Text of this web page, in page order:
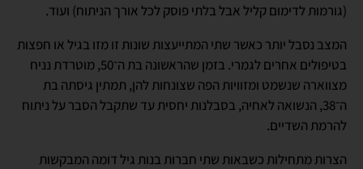
(גורמות לדימום קליל אבל בלתי פוסק לכל אורך הניתוח) ועוד.
המצב נסבל יותר כאשר שתי המתייעצות שונות זו מזו בגיל או חפצות
בטיפולים אחרים לגמרי. בזמן שהראשונה בת ה־50, מוטרדת נניח
מצווארה שנשמט ומזוויות הפה שצונחות להן, תמתין גיסתה בת
ה־38, הנשואה לאחיה, בסבלנות יחסית עד שתקבל הסבר על ניתוח
להרמת השדיים.
הצרות מתחילות כשבאות שתי חברות בנות גיל דומה המבקשות